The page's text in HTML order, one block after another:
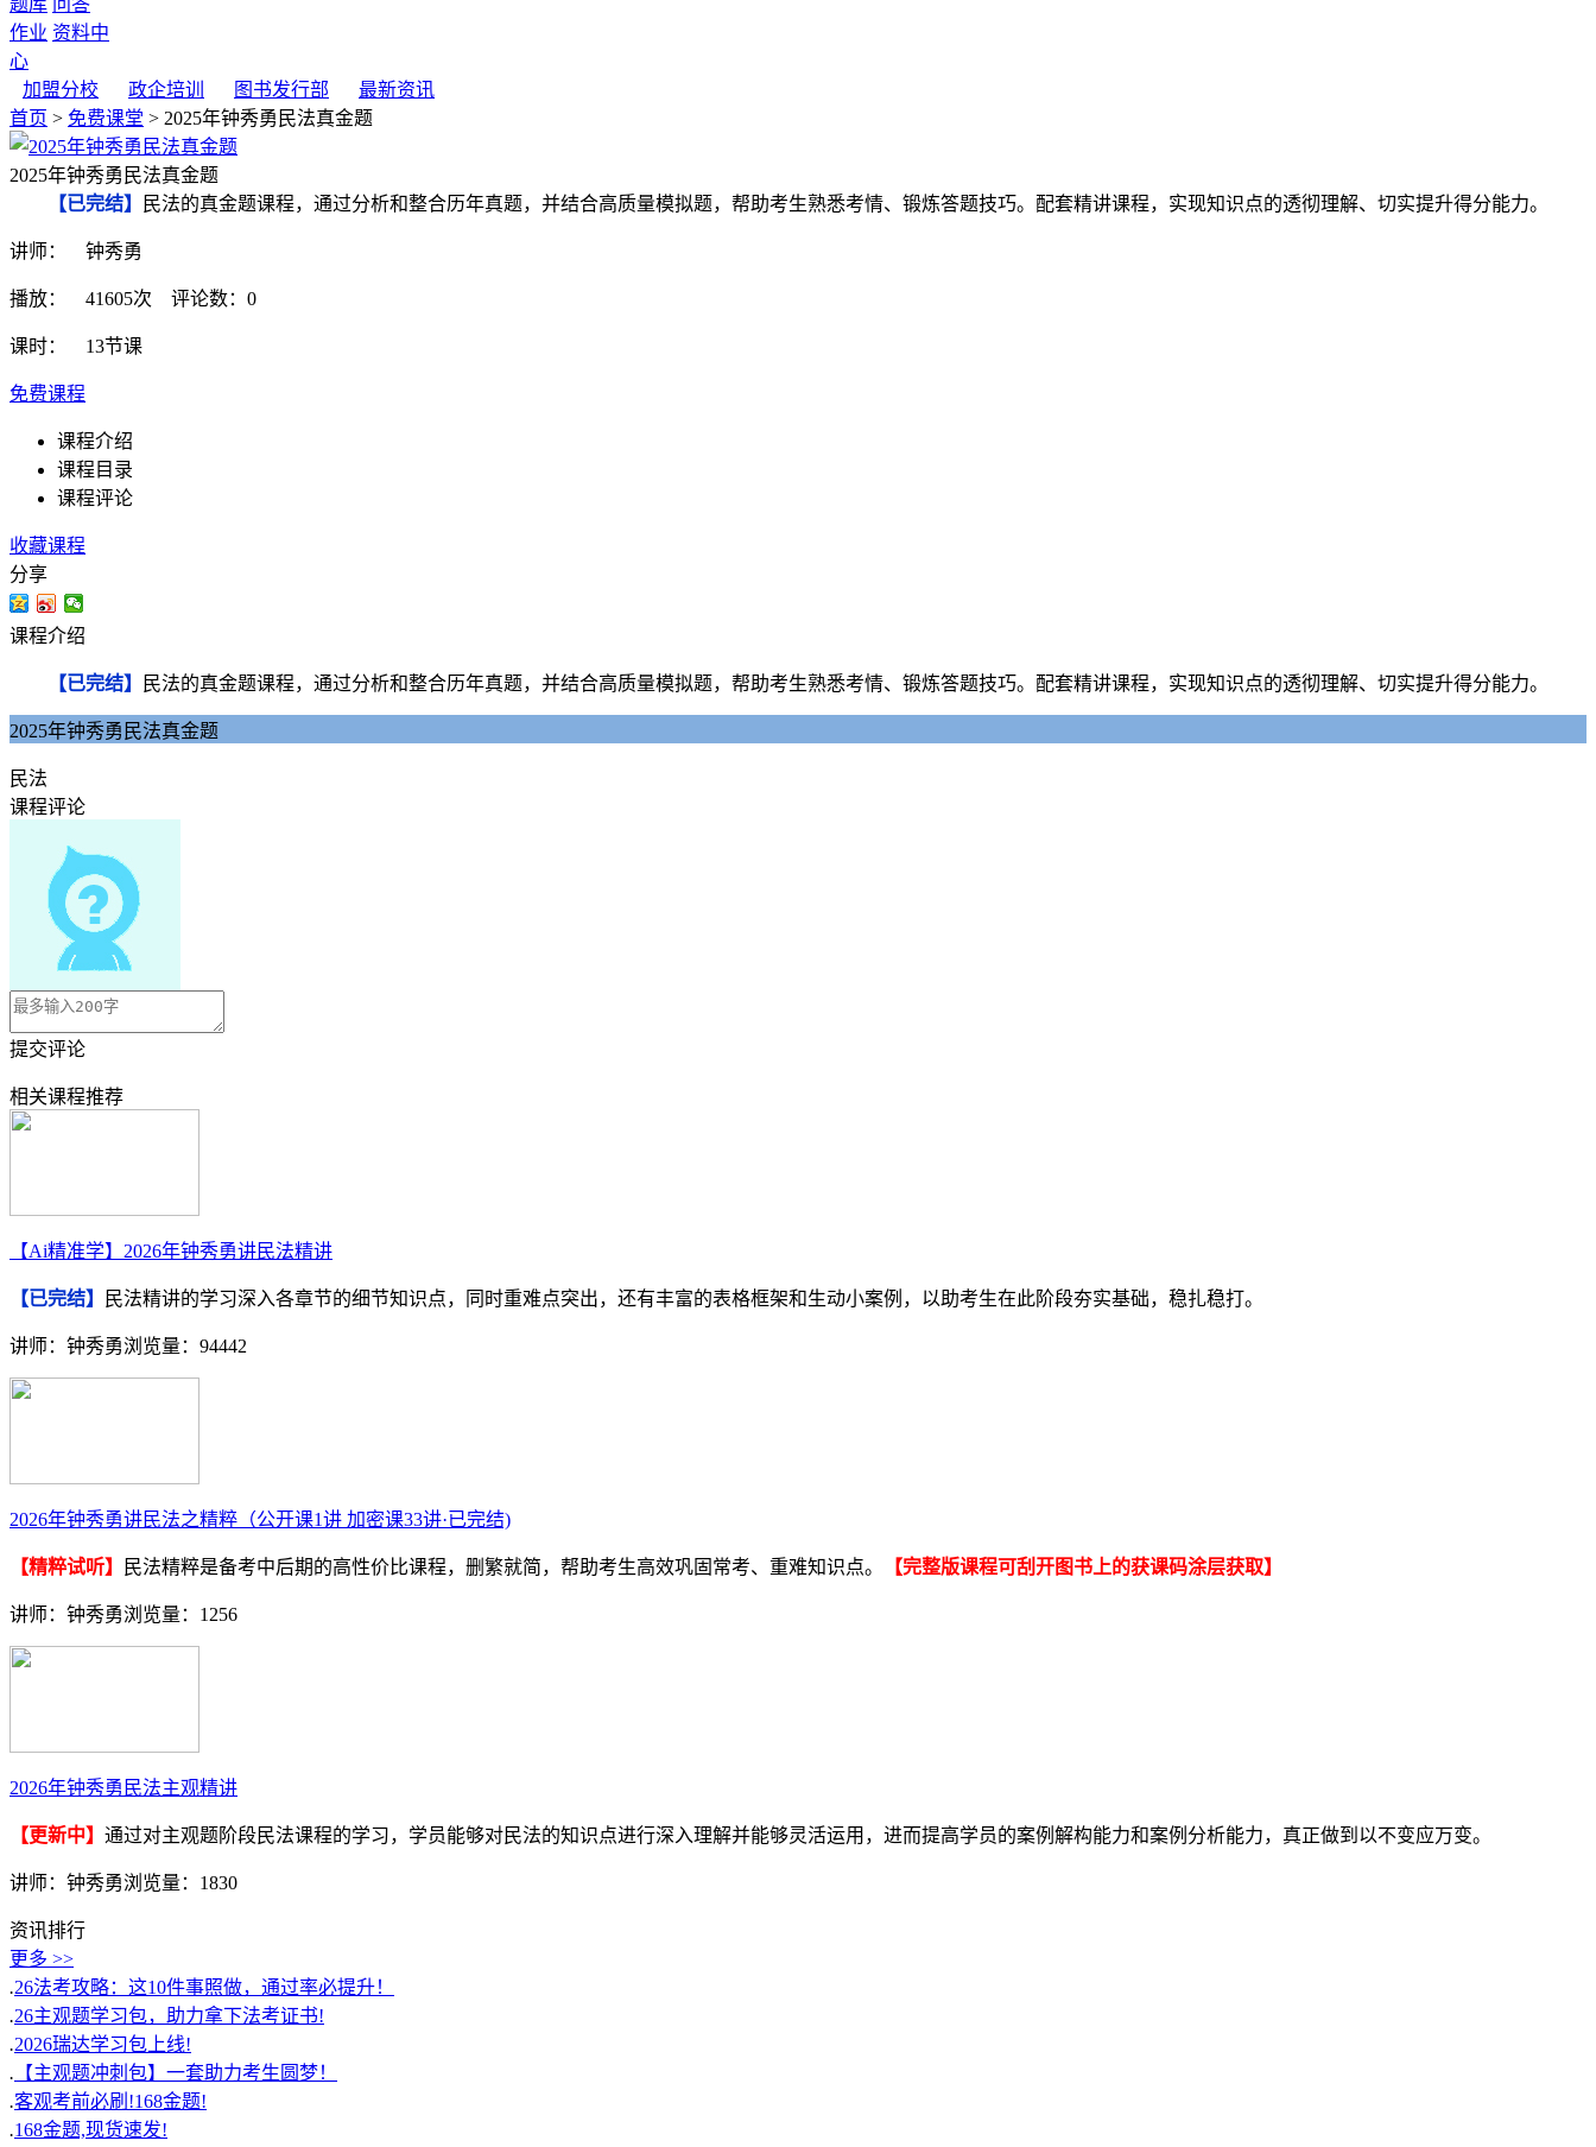
题库 问答
作业 资料中
心
加盟分校
政企培训 图书发行部
最新资讯
首页 > 免费课堂 > 2025年钟秀勇民法真金题
2025年钟秀勇民法真金题
【已完结】
民法的真金题课程，通过分析和整合历年真题，并结合高质量模拟题，帮助考生熟悉考情、锻炼答题技巧。配套精讲课程，实现知识点的透彻理解、切实提升得分能力。
讲师： 钟秀勇
播放： 41605次 评论数：0
课时： 13节课
免费课程
课程介绍
课程目录
课程评论
收藏课程
分享
课程介绍
【已完结】 民法的真金题课程，通过分析和整合历年真题，并结合高质量模拟题，帮助考生熟悉考情、锻炼答题技巧。配套精讲课程，实现知识点的透彻理解、切实提升得分能力。
2025年钟秀勇民法真金题
民法
课程评论
提交评论
相关课程推荐
【Ai精准学】2026年钟秀勇讲民法精讲
【已完结】 民法精讲的学习深入各章节的细节知识点，同时重难点突出，还有丰富的表格框架和生动小案例，以助考生在此阶段夯实基础，稳扎稳打。
讲师：钟秀勇浏览量：94442
2026年钟秀勇讲民法之精粹（公开课1讲 加密课33讲·已完结)
【精粹试听】 民法精粹是备考中后期的高性价比课程，删繁就简，帮助考生高效巩固常考、重难知识点。 【完整版课程可刮开图书上的获课码涂层获取】
讲师：钟秀勇浏览量：1256
2026年钟秀勇民法主观精讲
【更新中】 通过对主观题阶段民法课程的学习，学员能够对民法的知识点进行深入理解并能够灵活运用，进而提高学员的案例解构能力和案例分析能力，真正做到以不变应万变。
讲师：钟秀勇浏览量：1830
资讯排行
更多 >>
.26法考攻略：这10件事照做，通过率必提升！
.26主观题学习包，助力拿下法考证书!
.2026瑞达学习包上线!
. 【主观题冲刺包】一套助力考生圆梦！
.客观考前必刷!168金题!
.168金题,现货速发!